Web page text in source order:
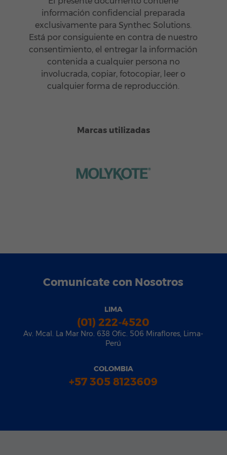
información confidencial preparada
exclusivamente para Synthec Solutions.
Está por consiguiente en contra de nuestro
consentimiento, el entregar la información
contenida a cualquier persona no
involucrada, copiar, fotocopiar, leer o
cualquier forma de reproducción.
Marcas utilizadas
Comunícate con Nosotros
LIMA
(01) 222-4520
Av. Mcal. La Mar Nro. 638 Ofic. 506 Miraflores, Lima-
Perú
COLOMBIA
+57 305 8123609